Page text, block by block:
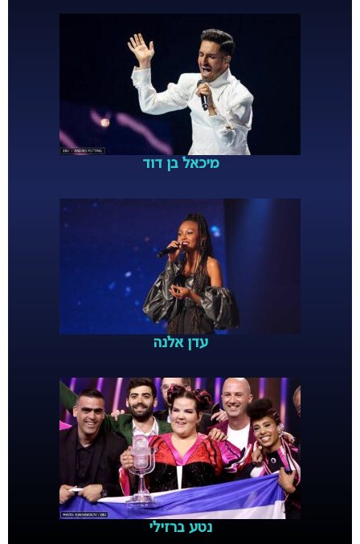
מיכאל בן דוד
עדן אלנה
נטע ברזילי